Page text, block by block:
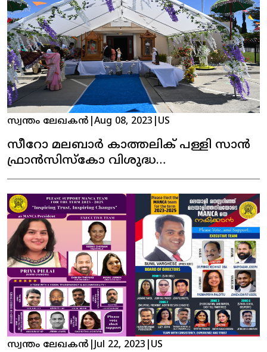
സ്വന്തം ലേഖകൻ Aug 08, 2023 US
സീറോ മലബാർ കാത്തലിക് പള്ളി സാൻ
ഫ്രാൻസിസ്കോ വിശുദ്ധ
തോമാശ്ലീഹായുടെ തിരുനാൾ
സ്വന്തം ലേഖകൻ Jul 22, 2023 US